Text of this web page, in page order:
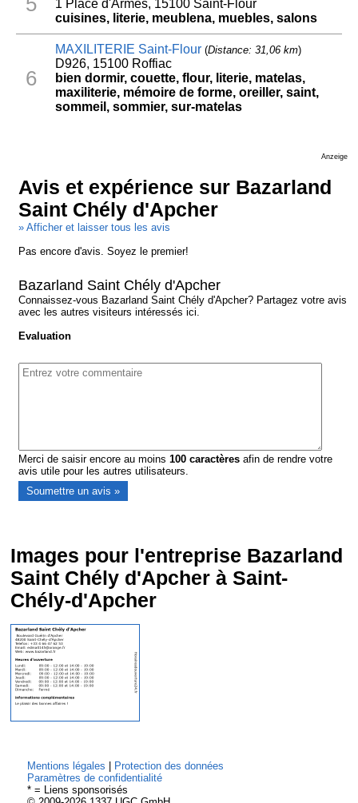
1 Place d'Armes, 15100 Saint-Flour
cuisines, literie, meublena, muebles, salons
6
MAXILITERIE Saint-Flour(Distance: 31,06 km)
D926, 15100 Roffiac
bien dormir, couette, flour, literie, matelas,
maxiliterie, mémoire de forme, oreiller, saint,
sommeil, sommier, sur-matelas
Anzeige
Avis et expérience sur Bazarland
Saint Chély d'Apcher
» Afficher et laisser tous les avis
Pas encore d'avis. Soyez le premier!
Bazarland Saint Chély d'Apcher
Connaissez-vous Bazarland Saint Chély d'Apcher? Partagez votre avis
avec les autres visiteurs intéressés ici.
Evaluation
Merci de saisir encore au moins100 caractères afin de rendre votre
avis utile pour les autres utilisateurs.
Images pour l'entreprise Bazarland
Saint Chély d'Apcher à Saint-
Chély-d'Apcher
Mentions légales
Protection des données
Paramètres de confidentialité
* = Liens sponsorisés